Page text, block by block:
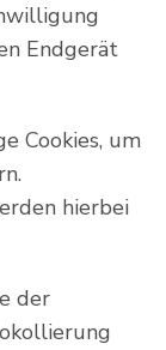
Endgerät
Cookies, um
hierbei
der